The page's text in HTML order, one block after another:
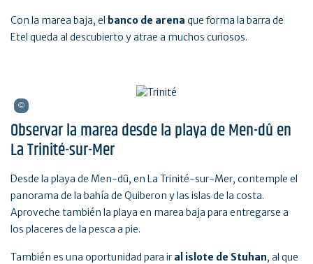
Con la marea baja, el banco de arena que forma la barra de
Etel queda al descubierto y atrae a muchos curiosos.
Observar la marea desde la playa de Men-dû en
La Trinité-sur-Mer
Desde la playa de Men-dû, en La Trinité-sur-Mer, contemple el
panorama de la bahía de Quiberon y las islas de la costa.
Aproveche también la playa en marea baja para entregarse a
los placeres de la pesca a pie.
También es una oportunidad para ir al islote de Stuhan, al que